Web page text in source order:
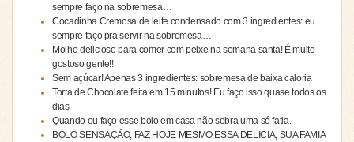
sempre faço na sobremesa…
Cocadinha Cremosa de leite condensado com 3 ingredientes: eu
sempre faço pra servir na sobremesa…
Molho delicioso para comer com peixe na semana santa! É muito
gostoso gente!!
Sem açúcar! Apenas 3 ingredientes: sobremesa de baixa caloria
Torta de Chocolate feita em 15 minutos! Eu faço isso quase todos os
dias
Quando eu faço esse bolo em casa não sobra uma só fatia.
BOLO SENSAÇÃO, FAZ HOJE MESMO ESSA DELICIA, SUA FAMIA